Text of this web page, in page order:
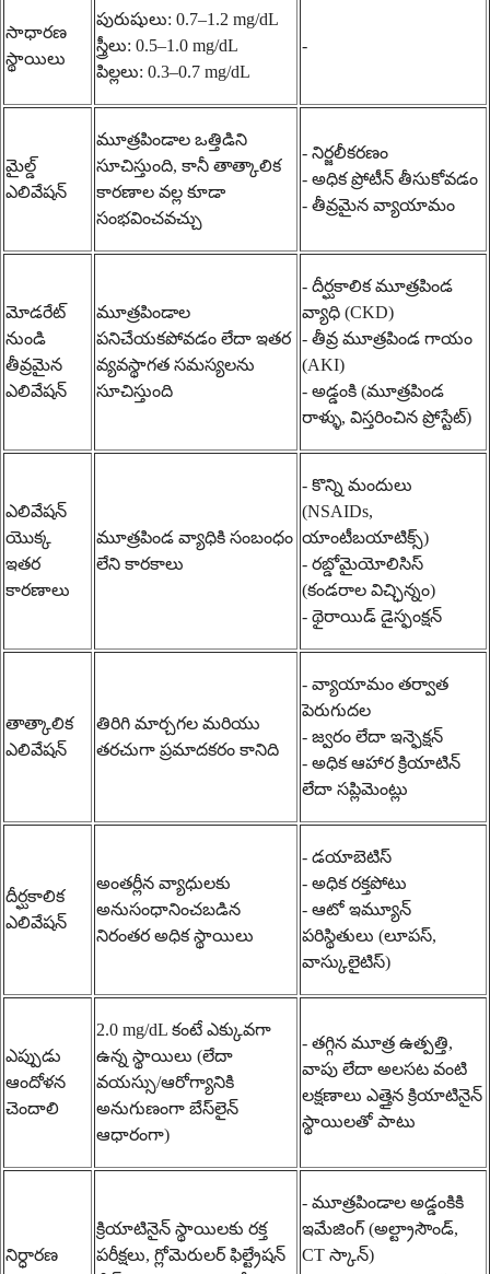
సాధారణ
స్థాయిలు
పురుషులు: 0.7–1.2 mg/dL
స్త్రీలు: 0.5–1.0 mg/dL
పిల్లలు: 0.3–0.7 mg/dL
-
మైల్డ్
ఎలివేషన్
మూత్రపిండాల ఒత్తిడిని
సూచిస్తుంది, కానీ తాత్కాలిక
కారణాల వల్ల కూడా
సంభవించవచ్చు
- నిర్జలీకరణం
- అధిక ప్రోటీన్ తీసుకోవడం
- తీవ్రమైన వ్యాయామం
మోడరేట్
నుండి
తీవ్రమైన
ఎలివేషన్
మూత్రపిండాల
పనిచేయకపోవడం లేదా ఇతర
వ్యవస్థాగత సమస్యలను
సూచిస్తుంది
- దీర్ఘకాలిక మూత్రపిండ
వ్యాధి (CKD)
- తీవ్ర మూత్రపిండ గాయం
(AKI)
- అడ్డంకి (మూత్రపిండ
రాళ్ళు, విస్తరించిన ప్రోస్టేట్)
ఎలివేషన్
యొక్క
ఇతర
కారణాలు
మూత్రపిండ వ్యాధికి సంబంధం
లేని కారకాలు
- కొన్ని మందులు
(NSAIDs,
యాంటీబయాటిక్స్)
- రబ్డోమైయోలిసిస్
(కండరాల విచ్ఛిన్నం)
- థైరాయిడ్ డైస్ఫంక్షన్
తాత్కాలిక
ఎలివేషన్
తిరిగి మార్చగల మరియు
తరచుగా ప్రమాదకరం కానిది
- వ్యాయామం తర్వాత
పెరుగుదల
- జ్వరం లేదా ఇన్ఫెక్షన్
- అధిక ఆహార క్రియాటిన్
లేదా సప్లిమెంట్లు
దీర్ఘకాలిక
ఎలివేషన్
అంతర్లీన వ్యాధులకు
అనుసంధానించబడిన
నిరంతర అధిక స్థాయిలు
- డయాబెటిస్
- అధిక రక్తపోటు
- ఆటో ఇమ్యూన్
పరిస్థితులు (లూపస్,
వాస్కులైటిస్)
ఎప్పుడు
ఆందోళన
చెందాలి
2.0 mg/dL కంటే ఎక్కువగా
ఉన్న స్థాయిలు (లేదా
వయస్సు/ఆరోగ్యానికి
అనుగుణంగా బేస్‌లైన్
ఆధారంగా)
- తగ్గిన మూత్ర ఉత్పత్తి,
వాపు లేదా అలసట వంటి
లక్షణాలు ఎత్తైన క్రియాటినైన్
స్థాయిలతో పాటు
నిర్ధారణ
క్రియాటినైన్ స్థాయిలకు రక్త
పరీక్షలు, గ్లోమెరులర్ ఫిల్ట్రేషన్
- మూత్రపిండాల అడ్డంకికి
ఇమేజింగ్ (అల్ట్రాసౌండ్,
CT స్కాన్)